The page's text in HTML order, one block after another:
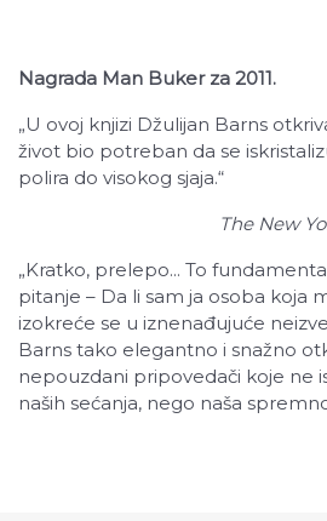
Nagrada Man Buker za 2011.
„U ovoj knjizi Džulijan Barns
život bio potreban da se
polira do visokog sjaja.“
The New
„Kratko, prelepo... To
pitanje – Da li sam ja osoba koja
izokreće se u iznenađujuće
Barns tako elegantno i snažno
nepouzdani pripovedači koje ne
naših sećanja, nego naša